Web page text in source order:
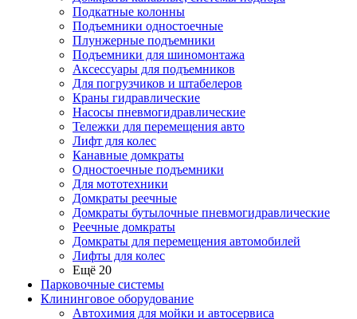
Подкатные колонны
Подъемники одностоечные
Плунжерные подъемники
Подъемники для шиномонтажа
Аксессуары для подъемников
Для погрузчиков и штабелеров
Краны гидравлические
Насосы пневмогидравлические
Тележки для перемещения авто
Лифт для колес
Канавные домкраты
Одностоечные подъемники
Для мототехники
Домкраты реечные
Домкраты бутылочные пневмогидравлические
Реечные домкраты
Домкраты для перемещения автомобилей
Лифты для колес
Ещё 20
Парковочные системы
Клининговое оборудование
Автохимия для мойки и автосервиса